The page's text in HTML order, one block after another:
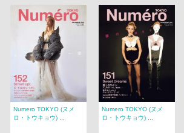
Numero TOKYO (ヌメ
ロ・トウキョウ) ...
Numero TOKYO (ヌメ
ロ・トウキョウ) ...